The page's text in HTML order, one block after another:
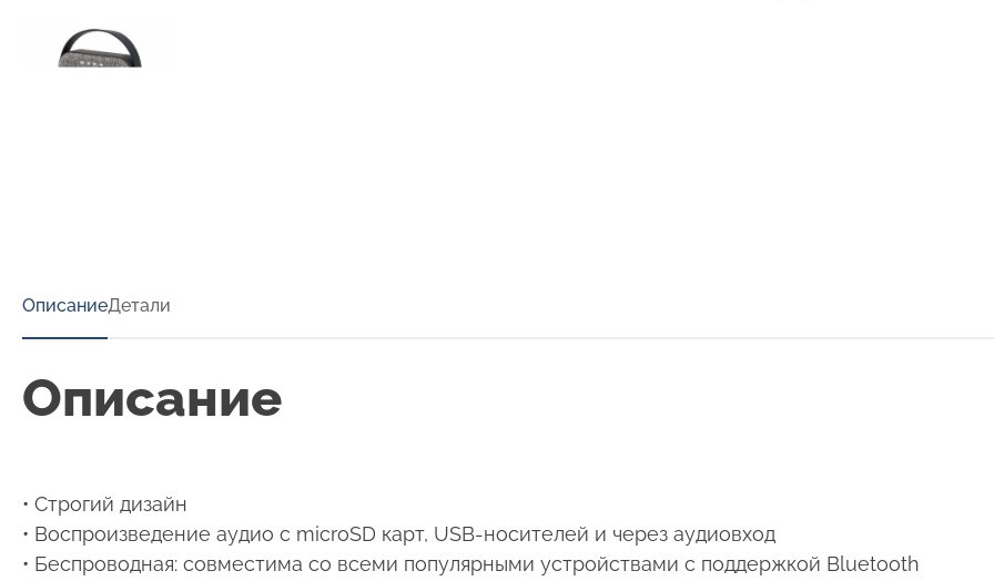
ОписаниеДетали
Описание
• Строгий дизайн
• Воспроизведение аудио с microSD карт, USB-носителей и через аудиовход
• Беспроводная: совместима со всеми популярными устройствами с поддержкой Bluetooth